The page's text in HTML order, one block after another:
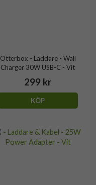
Otterbox - Laddare - Wall
Charger 30W USB-C - Vit
299 kr
KÖP